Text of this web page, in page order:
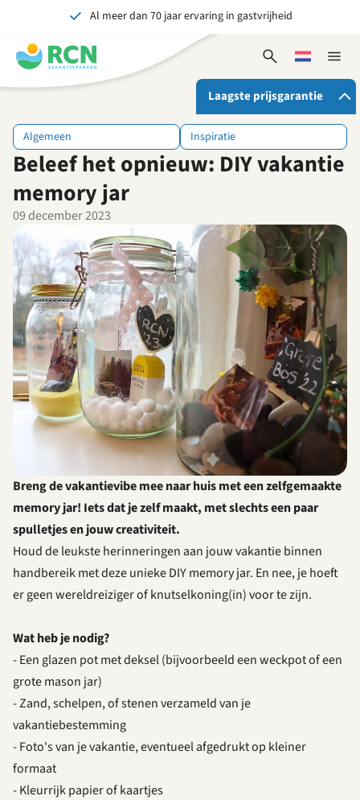
hoofdnavigatie
hoofdinhoud
voettekstinhoud
Al meer dan 70 jaar ervaring in gastvrijheid
Onvergetelijk voor jong en oud
Sluit
Open
zoekformulier
Kies
een
taal
Laagste prijsgarantie
Als je bij RCN boekt, krijg je:
De beste prijsgarantie
Exclusieve voordelen
Persoonlijk contact
Bekijk alle voordelen
Algemeen Inspiratie
Beleef het opnieuw: DIY vakantie
memory jar
09 december 2023
Breng de vakantievibe mee naar huis met een zelfgemaakte
memory jar! Iets dat je zelf maakt, met slechts een paar
spulletjes en jouw creativiteit.
Houd de leukste herinneringen aan jouw vakantie binnen
handbereik met deze unieke DIY memory jar. En nee, je hoeft
er geen wereldreiziger of knutselkoning(in) voor te zijn.
Wat heb je nodig?
- Een glazen pot met deksel (bijvoorbeeld een weckpot of een
grote mason jar)
- Zand, schelpen, of stenen verzameld van je
vakantiebestemming
- Foto's van je vakantie, eventueel afgedrukt op kleiner
formaat
- Kleurrijk papier of kaartjes